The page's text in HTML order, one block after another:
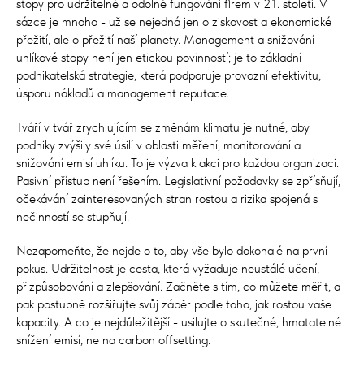
stopy pro udržitelné a odolné fungování firem v 21. století. V
sázce je mnoho - už se nejedná jen o ziskovost a ekonomické
přežití, ale o přežití naší planety. Management a snižování
uhlíkové stopy není jen etickou povinností; je to základní
podnikatelská strategie, která podporuje provozní efektivitu,
úsporu nákladů a management reputace.
Tváří v tvář zrychlujícím se změnám klimatu je nutné, aby
podniky zvýšily své úsilí v oblasti měření, monitorování a
snižování emisí uhlíku. To je výzva k akci pro každou organizaci.
Pasivní přístup není řešením. Legislativní požadavky se zpřísňují,
očekávání zainteresovaných stran rostou a rizika spojená s
nečinností se stupňují.
Nezapomeňte, že nejde o to, aby vše bylo dokonalé na první
pokus. Udržitelnost je cesta, která vyžaduje neustálé učení,
přizpůsobování a zlepšování. Začněte s tím, co můžete měřit, a
pak postupně rozšiřujte svůj záběr podle toho, jak rostou vaše
kapacity. A co je nejdůležitější - usilujte o skutečné, hmatatelné
snížení emisí, ne na carbon offsetting.